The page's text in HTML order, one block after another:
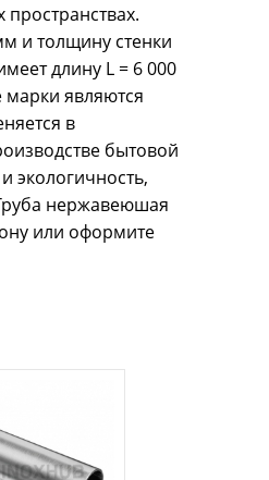
и толщину стенки
длину L = 6 000
марки являются
в
бытовой
экологичность,
нержавеюшая
или оформите